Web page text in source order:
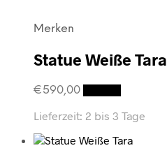
Merken
Statue Weiße Tara
€590,00
Lieferzeit: 2 bis 3 Tage